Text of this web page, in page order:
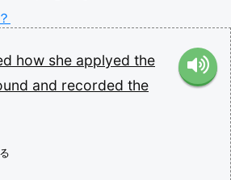
how she applyed the
and recorded the